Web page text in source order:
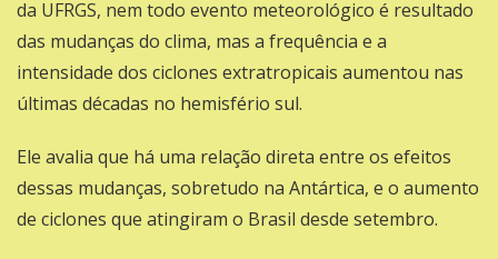
da UFRGS, nem todo evento meteorológico é resultado
das mudanças do clima, mas a frequência e a
intensidade dos ciclones extratropicais aumentou nas
últimas décadas no hemisfério sul.
Ele avalia que há uma relação direta entre os efeitos
dessas mudanças, sobretudo na Antártica, e o aumento
de ciclones que atingiram o Brasil desde setembro.